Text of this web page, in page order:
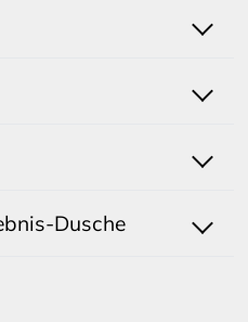
Dusche